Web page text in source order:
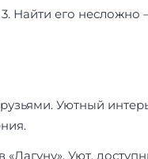
Найти его
Уютный
«Лагуну». Уют,